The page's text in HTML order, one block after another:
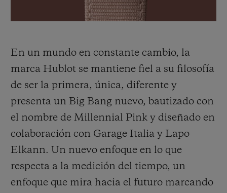
En un mundo en constante cambio, la
marca Hublot se mantiene fiel a su filosofía
de ser la primera, única, diferente y
presenta un Big Bang nuevo, bautizado con
el nombre de Millennial Pink y diseñado en
colaboración con Garage Italia y Lapo
Elkann. Un nuevo enfoque en lo que
respecta a la medición del tiempo, un
enfoque que mira hacia el futuro marcando
SERVICIOS EXCLUSIVOS
ENTREGA PREVISTA
DEVOLUCIONES Y ENVÍOS GRATUITOS
ESTUCHE DE REGALO